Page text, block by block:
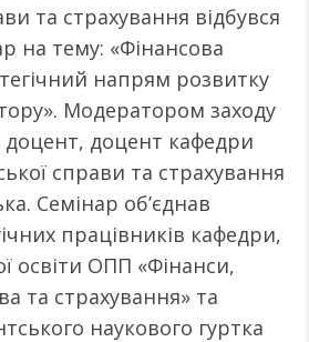
та страхування відбувся
на тему: «Фінансова
напрям розвитку
Модератором заходу
доцент, доцент кафедри
справи та страхування
Семінар об’єднав
працівників кафедри,
освіти ОПП «Фінанси,
та страхування» та
наукового гуртка